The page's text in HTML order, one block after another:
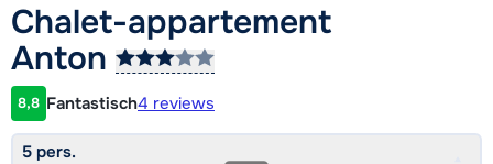
Chalet-appartement
Anton
Klantwaardering
8,8 Fantastisch4 reviews
5 pers.